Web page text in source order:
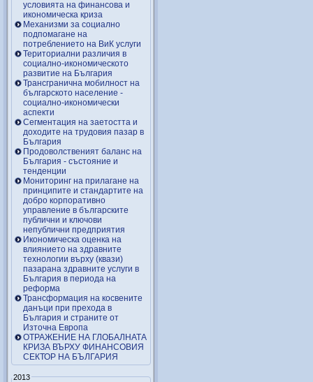
условията на финансова и
икономическа криза
Механизми за социално
подпомагане на
потреблението на ВиК услуги
Териториални различия в
социално-икономическото
развитие на България
Трансгранична мобилност на
българското население -
социално-икономически
аспекти
Сегментация на заетостта и
доходите на трудовия пазар в
България
Продоволственият баланс на
България - състояние и
тенденции
Мониторинг на прилагане на
принципите и стандартите на
добро корпоративно
управление в българските
публични и ключови
непублични предприятия
Икономическа оценка на
влиянието на здравните
технологии върху (квази)
пазарана здравните услуги в
България в периода на
реформа
Трансформация на косвените
данъци при прехода в
България и страните от
Източна Европа
ОТРАЖЕНИЕ НА ГЛОБАЛНАТА
КРИЗА ВЪРХУ ФИНАНСОВИЯ
СЕКТОР НА БЪЛГАРИЯ
2013